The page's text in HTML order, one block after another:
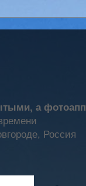
а
Россия